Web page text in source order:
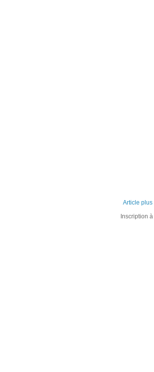
Article plus
Inscription à